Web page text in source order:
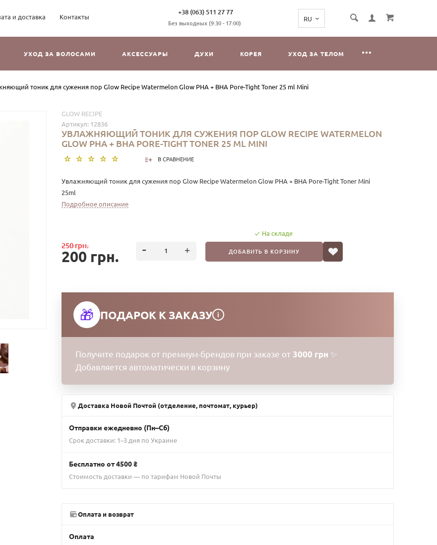
+38 (063) 511 27 77
Без выходных (9:30 - 17:00)
и доставка Контакты
УХОД ЗА ВОЛОСАМИ АКСЕССУАРЫ ДУХИ КОРЕЯ УХОД ЗА ТЕЛОМ
тоник для сужения пор Glow Recipe Watermelon Glow PHA + BHA Pore-Tight Toner 25 ml Mini
GLOW RECIPE
Артикул: 12836
УВЛАЖНЯЮЩИЙ ТОНИК ДЛЯ СУЖЕНИЯ ПОР GLOW RECIPE WATERMELON
GLOW PHA + BHA PORE-TIGHT TONER 25 ML MINI
В СРАВНЕНИЕ
Увлажняющий тоник для сужения пор Glow Recipe Watermelon Glow PHA + BHA Pore-Tight Toner Mini
25ml
Подробное описание
250 грн.
200 грн.
На складе
ДОБАВИТЬ В КОРЗИНУ
🎁 ПОДАРОК К ЗАКАЗУ i
Получите подарок от премиум-брендов при заказе от 3000 грн ✨
Добавляется автоматически в корзину
Доставка Новой Почтой (отделение, почтомат, курьер)
Отправки ежедневно (Пн–Сб)
Срок доставки: 1–3 дня по Украине
Бесплатно от 4500 ₴
Стоимость доставки — по тарифам Новой Почты
Оплата и возврат
Оплата